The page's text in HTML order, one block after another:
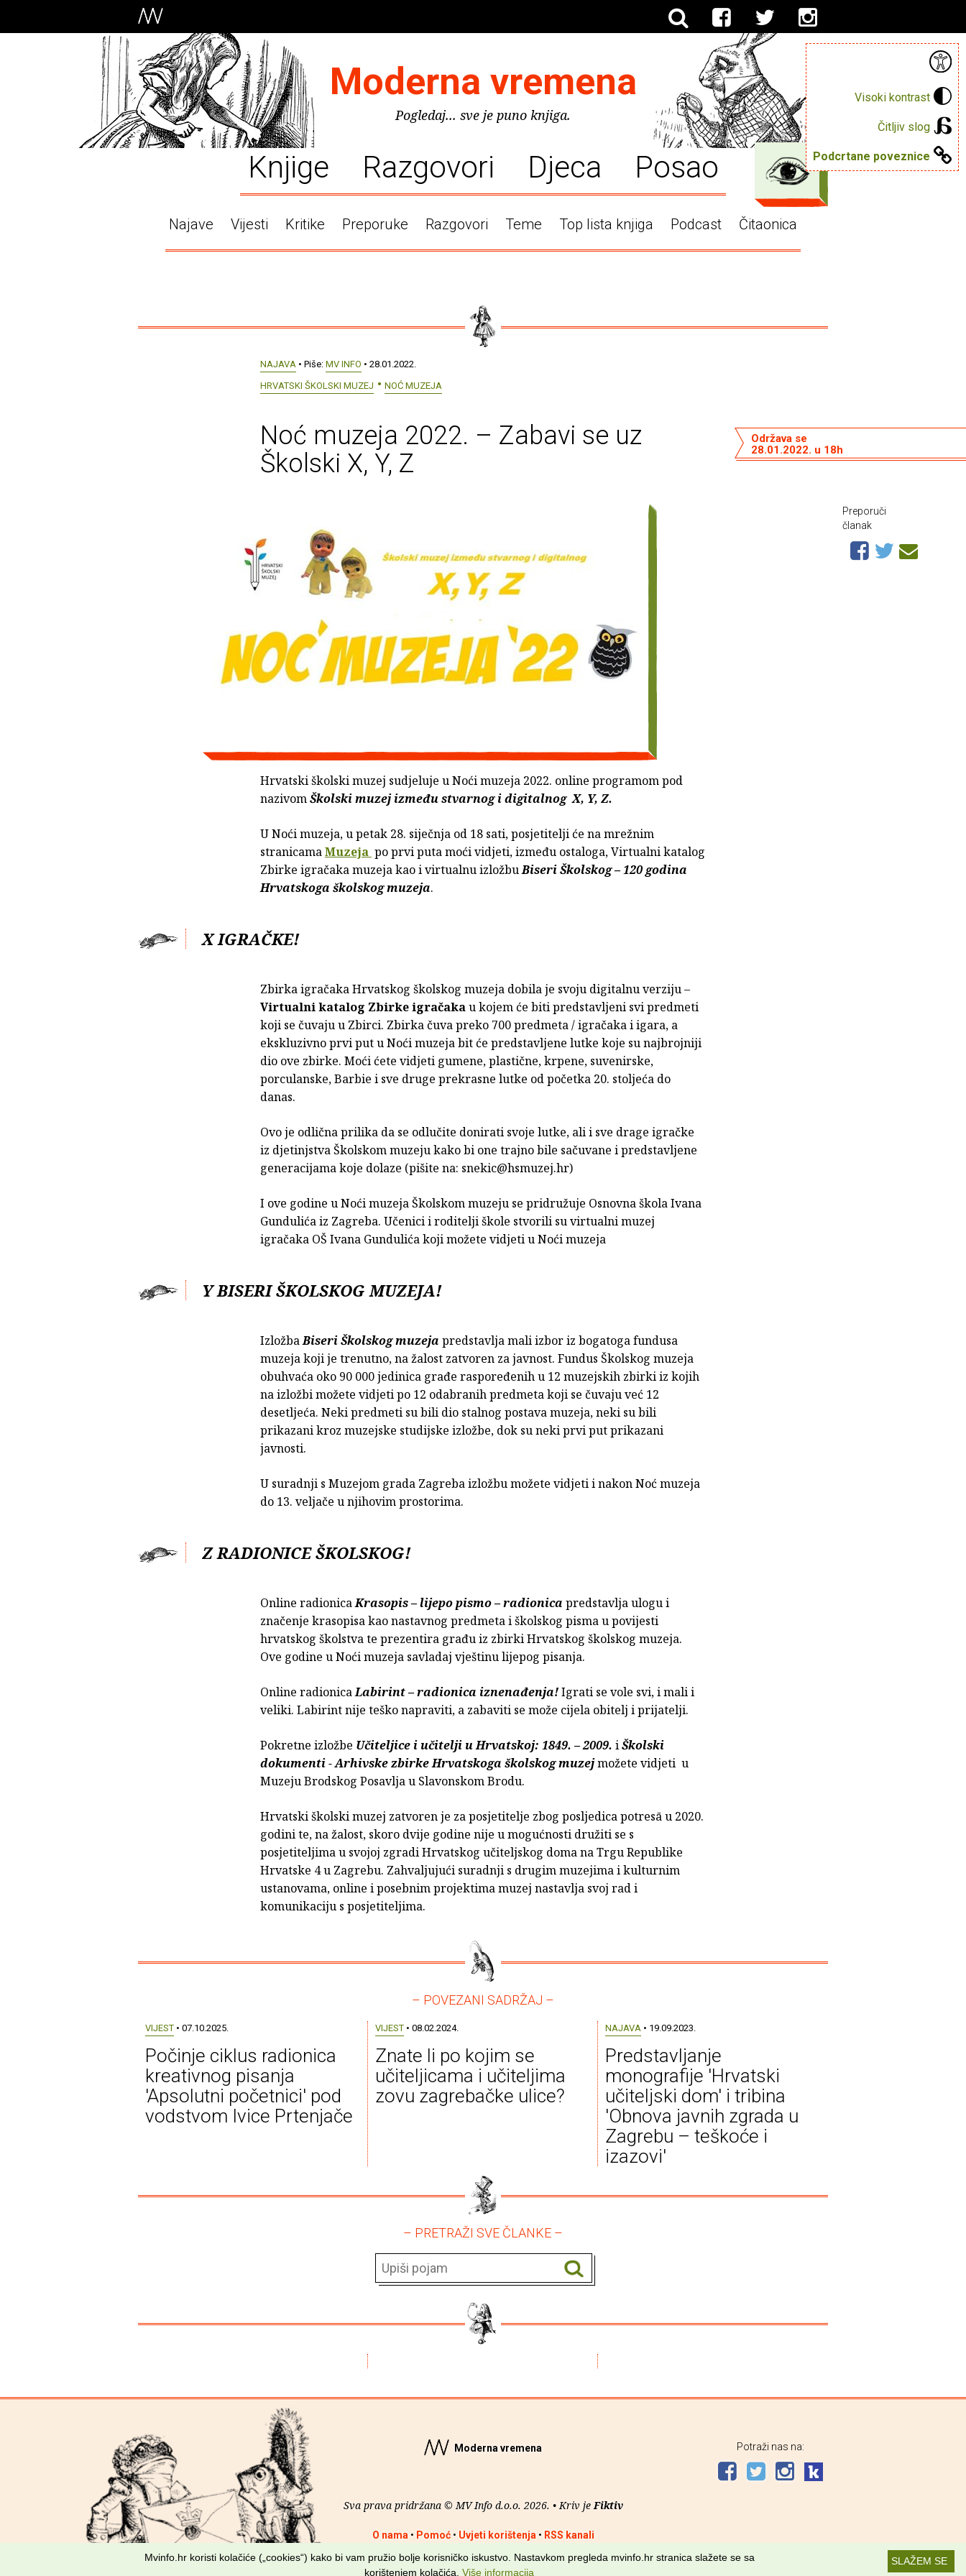
Visoki kontrast
Čitljiv slog
Podcrtane poveznice
Moderna vremena
Pogledaj... sve je puno knjiga.
Knjige Razgovori Djeca Posao
Najave Vijesti Kritike Preporuke Razgovori Teme Top lista knjiga Podcast Čitaonica
NAJAVA • Piše: MV INFO • 28.01.2022.
HRVATSKI ŠKOLSKI MUZEJ
NOĆ MUZEJA
Noć muzeja 2022. – Zabavi se uz
Školski X, Y, Z
Održava se
28.01.2022. u 18h
Hrvatski školski muzej sudjeluje u Noći muzeja 2022. online programom pod
nazivomŠkolski muzej između stvarnog i digitalnog X, Y, Z.
U Noći muzeja, u petak 28. siječnja od 18 sati, posjetitelji će na mrežnim
stranicamaMuzeja po prvi puta moći vidjeti, između ostaloga, Virtualni katalog
Zbirke igračaka muzeja kao i virtualnu izložbuBiseri Školskog – 120 godina
Hrvatskoga školskog muzeja.
X IGRAČKE!
Zbirka igračaka Hrvatskog školskog muzeja dobila je svoju digitalnu verziju –
Virtualni katalog Zbirke igračakau kojem će biti predstavljeni svi predmeti
koji se čuvaju u Zbirci. Zbirka čuva preko 700 predmeta / igračaka i igara, a
ekskluzivno prvi put u Noći muzeja bit će predstavljene lutke koje su najbrojniji
dio ove zbirke. Moći ćete vidjeti gumene, plastične, krpene, suvenirske,
porculanske, Barbie i sve druge prekrasne lutke od početka 20. stoljeća do
danas.
Ovo je odlična prilika da se odlučite donirati svoje lutke, ali i sve drage igračke
iz djetinjstva Školskom muzeju kako bi one trajno bile sačuvane i predstavljene
generacijama koje dolaze (pišite na: snekic@hsmuzej.hr)
I ove godine u Noći muzeja Školskom muzeju se pridružuje Osnovna škola Ivana
Gundulića iz Zagreba. Učenici i roditelji škole stvorili su virtualni muzej
igračaka OŠ Ivana Gundulića koji možete vidjeti u Noći muzeja
Y BISERI ŠKOLSKOG MUZEJA!
IzložbaBiseri Školskog muzeja predstavlja mali izbor iz bogatoga fundusa
muzeja koji je trenutno, na žalost zatvoren za javnost. Fundus Školskog muzeja
obuhvaća oko 90 000 jedinica građe raspoređenih u 12 muzejskih zbirki iz kojih
na izložbi možete vidjeti po 12 odabranih predmeta koji se čuvaju već 12
desetljeća. Neki predmeti su bili dio stalnog postava muzeja, neki su bili
prikazani kroz muzejske studijske izložbe, dok su neki prvi put prikazani
javnosti.
U suradnji s Muzejom grada Zagreba izložbu možete vidjeti i nakon Noć muzeja
do 13. veljače u njihovim prostorima.
Z RADIONICE ŠKOLSKOG!
Online radionicaKrasopis – lijepo pismo – radionica predstavlja ulogu i
značenje krasopisa kao nastavnog predmeta i školskog pisma u povijesti
hrvatskog školstva te prezentira građu iz zbirki Hrvatskog školskog muzeja.
Ove godine u Noći muzeja savladaj vještinu lijepog pisanja.
Online radionicaLabirint – radionica iznenađenja!Igrati se vole svi, i mali i
veliki. Labirint nije teško napraviti, a zabaviti se može cijela obitelj i prijatelji.
Pokretne izložbe Učiteljice i učitelji u Hrvatskoj: 1849. – 2009. iŠkolski
dokumenti - Arhivske zbirke Hrvatskoga školskog muzejmožete vidjeti u
Muzeju Brodskog Posavlja u Slavonskom Brodu.
Hrvatski školski muzej zatvoren je za posjetitelje zbog posljedica potresā u 2020.
godini te, na žalost, skoro dvije godine nije u mogućnosti družiti se s
posjetiteljima u svojoj zgradi Hrvatskog učiteljskog doma na Trgu Republike
Hrvatske 4 u Zagrebu. Zahvaljujući suradnji s drugim muzejima i kulturnim
ustanovama, online i posebnim projektima muzej nastavlja svoj rad i
komunikaciju s posjetiteljima.
Preporuči
članak
– POVEZANI SADRŽAJ –
VIJEST• 07.10.2025.
Počinje ciklus radionica
kreativnog pisanja
'Apsolutni početnici' pod
vodstvom Ivice Prtenjače
VIJEST• 08.02.2024.
Znate li po kojim se
učiteljicama i učiteljima
zovu zagrebačke ulice?
NAJAVA • 19.09.2023.
Predstavljanje
monografije 'Hrvatski
učiteljski dom' i tribina
'Obnova javnih zgrada u
Zagrebu – teškoće i
izazovi'
– PRETRAŽI SVE ČLANKE –
Moderna vremena
Sva prava pridržana © MV Info d.o.o. 2026. • Kriv je Fiktiv
O nama • Pomoć• Uvjeti korištenja • RSS kanali
Potraži nas na:
SLAŽEM SE
Mvinfo.hr koristi kolačiće („cookies“) kako bi vam pružio bolje korisničko iskustvo. Nastavkom pregleda mvinfo.hr stranica slažete se sa
korištenjem kolačića.Više informacija